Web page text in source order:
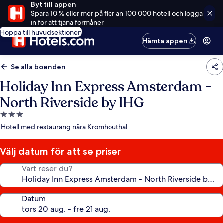
Byt till appen
Spara 10 % eller mer på fler än 100 000 hotell och logga
in för att tjäna förmåner
Hoppa till huvudsektionen
Hämta appen
Se alla boenden
Holiday Inn Express Amsterdam -
North Riverside by IHG
3.0-
stjärnigt
Hotell med restaurang nära Kromhouthal
Välj datum för att se priser
Vart reser du?
Datum